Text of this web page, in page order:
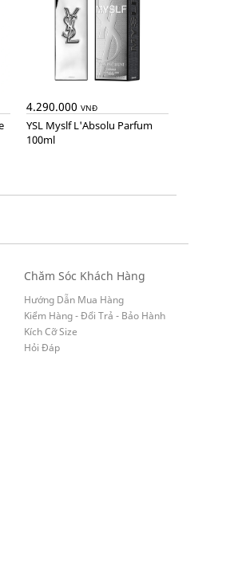
4.290.000 VNĐ
YSL Myslf L'Absolu Parfum
100ml
Chăm Sóc Khách Hàng
Hướng Dẫn Mua Hàng
Kiểm Hàng - Đổi Trả - Bảo Hành
Kích Cỡ Size
Hỏi Đáp